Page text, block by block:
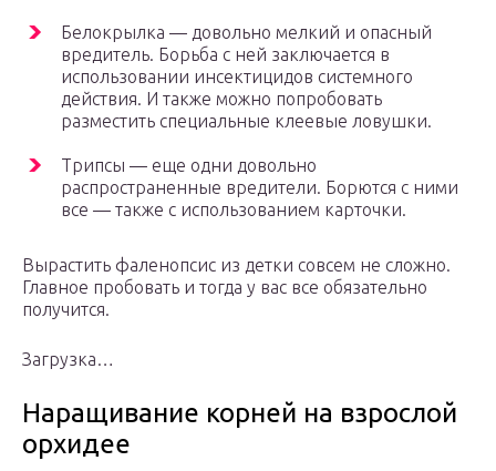
Белокрылка — довольно мелкий и опасный
вредитель. Борьба с ней заключается в
использовании инсектицидов системного
действия. И также можно попробовать
разместить специальные клеевые ловушки.
Трипсы — еще одни довольно
распространенные вредители. Борются с ними
все — также с использованием карточки.
Вырастить фаленопсис из детки совсем не сложно.
Главное пробовать и тогда у вас все обязательно
получится.
Загрузка…
Наращивание корней на взрослой
орхидее